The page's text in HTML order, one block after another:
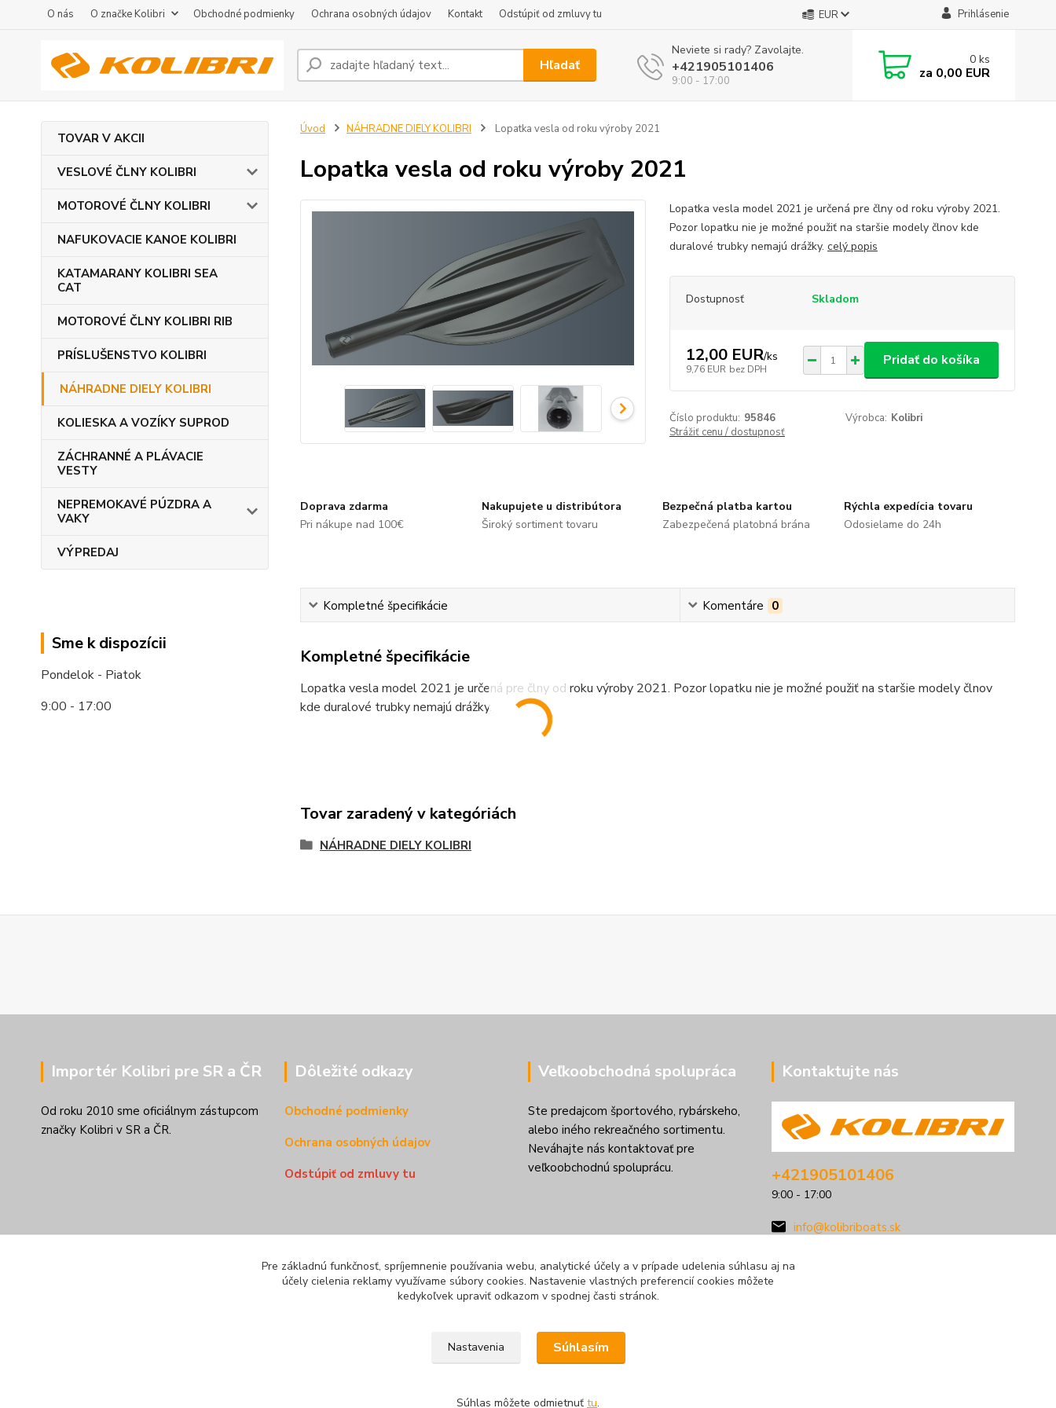
O nás O značke Kolibri Obchodné podmienky Ochrana osobných údajov Kontakt Odstúpiť od zmluvy tu EUR Prihlásenie
Hľadať
Neviete si rady? Zavolajte.
+421905101406
9:00 - 17:00
0 ks
za 0,00 EUR
TOVAR V AKCII
VESLOVÉ ČLNY KOLIBRI
MOTOROVÉ ČLNY KOLIBRI
NAFUKOVACIE KANOE KOLIBRI
KATAMARANY KOLIBRI SEA
CAT
MOTOROVÉ ČLNY KOLIBRI RIB
PRÍSLUŠENSTVO KOLIBRI
NÁHRADNE DIELY KOLIBRI
KOLIESKA A VOZÍKY SUPROD
ZÁCHRANNÉ A PLÁVACIE
VESTY
NEPREMOKAVÉ PÚZDRA A
VAKY
VÝPREDAJ
Sme k dispozícii
Pondelok - Piatok
9:00 - 17:00
Úvod NÁHRADNE DIELY KOLIBRI Lopatka vesla od roku výroby 2021
Lopatka vesla od roku výroby 2021
Lopatka vesla model 2021 je určená pre člny od roku výroby 2021.
Pozor lopatku nie je možné použiť na staršie modely člnov kde
duralové trubky nemajú drážky. celý popis
Dostupnosť Skladom
12,00 EUR/ks
9,76 EUR bez DPH
Pridať do košíka
Číslo produktu: 95846 Výrobca: Kolibri
Strážiť cenu / dostupnosť
Doprava zdarma
Pri nákupe nad 100€
Nakupujete u distribútora
Široký sortiment tovaru
Bezpečná platba kartou
Zabezpečená platobná brána
Rýchla expedícia tovaru
Odosielame do 24h
Kompletné špecifikácie Komentáre 0
Kompletné špecifikácie
Lopatka vesla model 2021 je určená pre člny od roku výroby 2021. Pozor lopatku nie je možné použiť na staršie modely člnov
kde duralové trubky nemajú drážky.
Tovar zaradený v kategóriách
NÁHRADNE DIELY KOLIBRI
Importér Kolibri pre SR a ČR
Od roku 2010 sme oficiálnym zástupcom
značky Kolibri v SR a ČR.
Dôležité odkazy
Obchodné podmienky
Ochrana osobných údajov
Odstúpiť od zmluvy tu
Veľkoobchodná spolupráca
Ste predajcom športového, rybárskeho,
alebo iného rekreačného sortimentu.
Neváhajte nás kontaktovať pre
veľkoobchodnú spoluprácu.
Kontaktujte nás
+421905101406
9:00 - 17:00
info@kolibriboats.sk
Pre základnú funkčnosť, spríjemnenie používania webu, analytické účely a v prípade udelenia súhlasu aj na
účely cielenia reklamy využívame súbory cookies. Nastavenie vlastných preferencií cookies môžete
kedykoľvek upraviť odkazom v spodnej časti stránok.
Nastavenia Súhlasím
Súhlas môžete odmietnuť tu.